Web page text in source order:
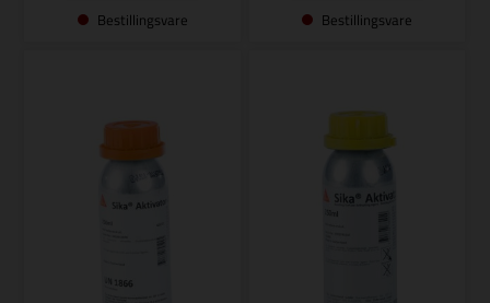
Bestillingsvare Bestillingsvare